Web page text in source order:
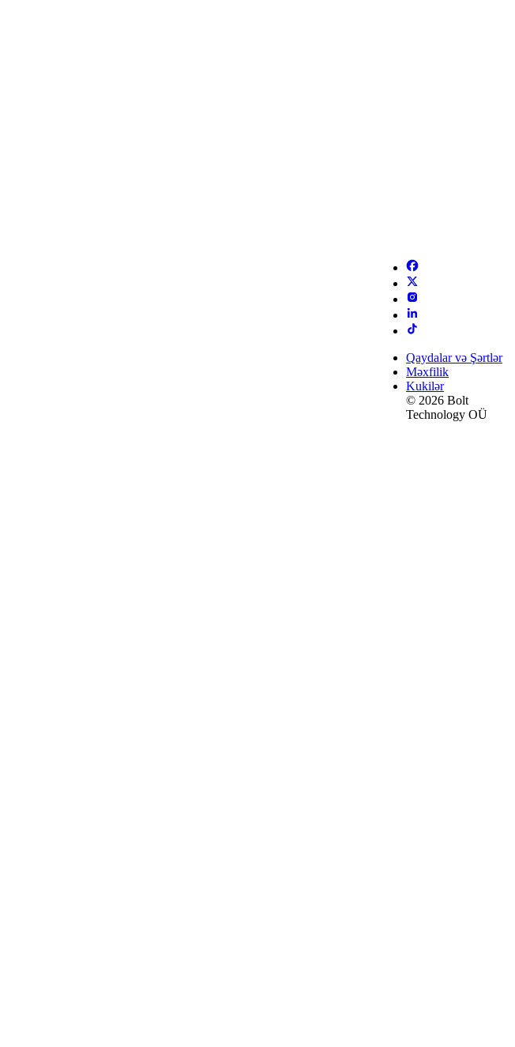
Qaydalar və Şərtlər
Məxfilik
Kukilər
© 2026 Bolt
Technology OÜ